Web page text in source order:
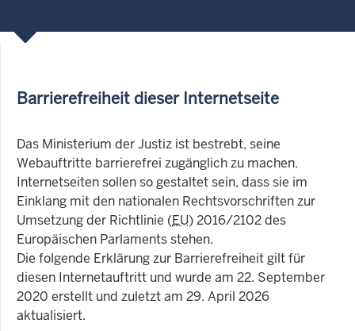
Barrierefreiheit dieser Internetseite
Das Ministerium der Justiz ist bestrebt, seine
Webauftritte barrierefrei zugänglich zu machen.
Internetseiten sollen so gestaltet sein, dass sie im
Einklang mit den nationalen Rechtsvorschriften zur
Umsetzung der Richtlinie (EU) 2016/2102 des
Europäischen Parlaments stehen.
Die folgende Erklärung zur Barrierefreiheit gilt für
diesen Internetauftritt und wurde am 22. September
2020 erstellt und zuletzt am 29. April 2026
aktualisiert.